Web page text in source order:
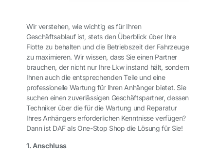
Wir verstehen, wie wichtig es für Ihren
Geschäftsablauf ist, stets den Überblick über Ihre
Flotte zu behalten und die Betriebszeit der Fahrzeuge
zu maximieren. Wir wissen, dass Sie einen Partner
brauchen, der nicht nur Ihre Lkw instand hält, sondern
Ihnen auch die entsprechenden Teile und eine
professionelle Wartung für Ihren Anhänger bietet. Sie
suchen einen zuverlässigen Geschäftspartner, dessen
Techniker über die für die Wartung und Reparatur
Ihres Anhängers erforderlichen Kenntnisse verfügen?
Dann ist DAF als One-Stop Shop die Lösung für Sie!
1. Anschluss